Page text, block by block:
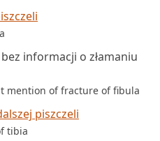
informacji o złamaniu
mention of fracture of fibula
piszczeli
tibia